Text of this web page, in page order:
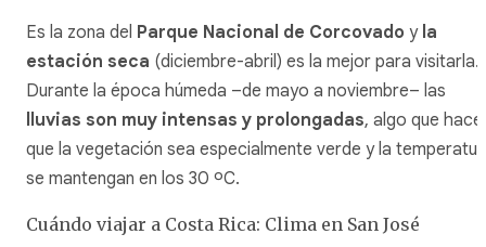
Es la zona del Parque Nacional de Corcovado y la
estación seca (diciembre-abril) es la mejor para visitarla.
Durante la época húmeda –de mayo a noviembre– las
lluvias son muy intensas y prolongadas, algo que hace
que la vegetación sea especialmente verde y la
se mantengan en los 30 ºC.
Cuándo viajar a Costa Rica: Clima en San José